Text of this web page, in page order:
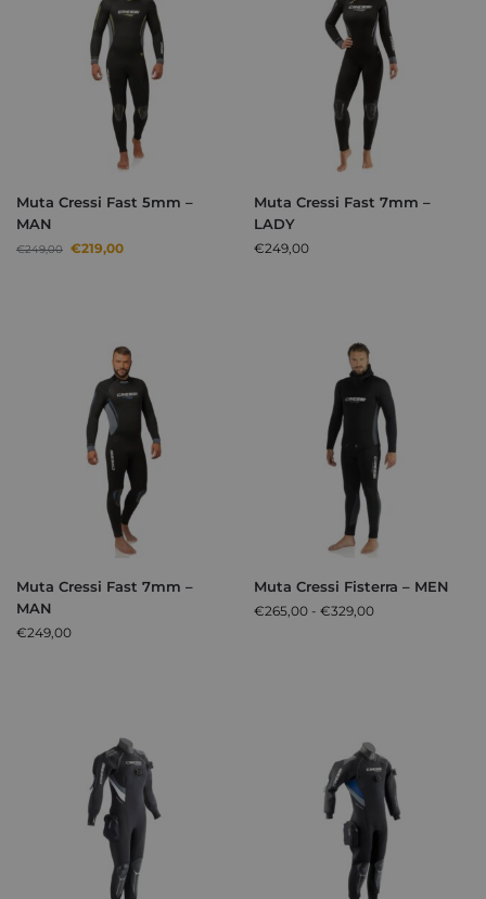
Muta Cressi Fast 5mm –
MAN
€249,00 €219,00
Muta Cressi Fast 7mm –
LADY
€249,00
Muta Cressi Fast 7mm –
MAN
€249,00
Muta Cressi Fisterra – MEN
€265,00 - €329,00